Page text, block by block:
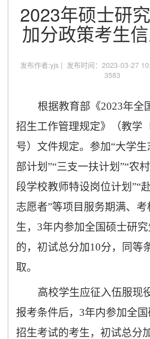
2023年硕士研
加分政策考生
发布作者:yjs | 发布时间：2023-03-27
3583
根据教育部《2023年全
招生工作管理规定》（教学
号）文件规定。参加“大学
部计划”“三支一扶计划”“农
段学校教师特设岗位计划”“
志愿者”等项目服务期满、
生， 3年内参加全国硕士研
的，初试总分加10分，同等
取。
高校学生应征入伍服现
报考条件后， 3年内参加全
招生考试的考生，初试总分